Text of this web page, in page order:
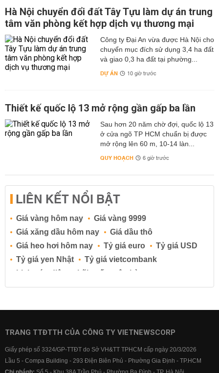
Hà Nội chuyển đổi đất Tây Tựu làm dự án trung
tâm văn phòng kết hợp dịch vụ thương mại
Công ty Đại An vừa được Hà Nội cho
chuyển mục đích sử dụng 3,4 ha đất
và giao 0,3 ha đất tại phường...
DỰ ÁN 10 giờ trước
Thiết kế quốc lộ 13 mở rộng gần gấp ba lần
Sau hơn 20 năm chờ đợi, quốc lộ 13
ở cửa ngõ TP HCM chuẩn bị được
mở rộng lên 60 m, 10-14 làn...
QUY HOẠCH 6 giờ trước
LIÊN KẾT NỔI BẬT
Giá vàng hôm nay
Giá vàng 9999
Giá xăng dầu hôm nay
Giá dầu thô
Giá heo hơi hôm nay
Tỷ giá euro
Tỷ giá USD
Tỷ giá yen Nhật
Tỷ giá vietcombank
Lịch cúp điện
Lãi suất ngân hàng
Lãi suất tiết kiệm
Lãi suất tiền gửi
Lãi suất ngân hàng BIDV
Lãi suất ngân hàng Vietcombank
TRANG TTĐTTH CỦA CÔNG TY VIETNEWSCORP
Giấy phép số 3324/GP-TTĐT do Sở VH&TT TPHCM cấp ngày 20/3/2026
Lầu 5 - Compa Building - 293 Điện Biên Phủ - Phường Gia Định - TP.HCM